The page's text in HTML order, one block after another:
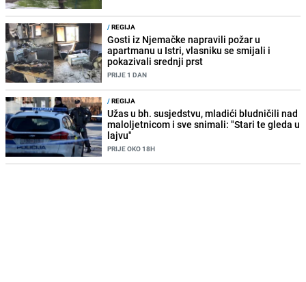
/REGIJA
Gosti iz Njemačke napravili požar u
apartmanu u Istri, vlasniku se smijali i
pokazivali srednji prst
PRIJE 1 DAN
/REGIJA
Užas u bh. susjedstvu, mladići bludničili nad
maloljetnicom i sve snimali: "Stari te gleda u
lajvu"
PRIJE OKO 18H